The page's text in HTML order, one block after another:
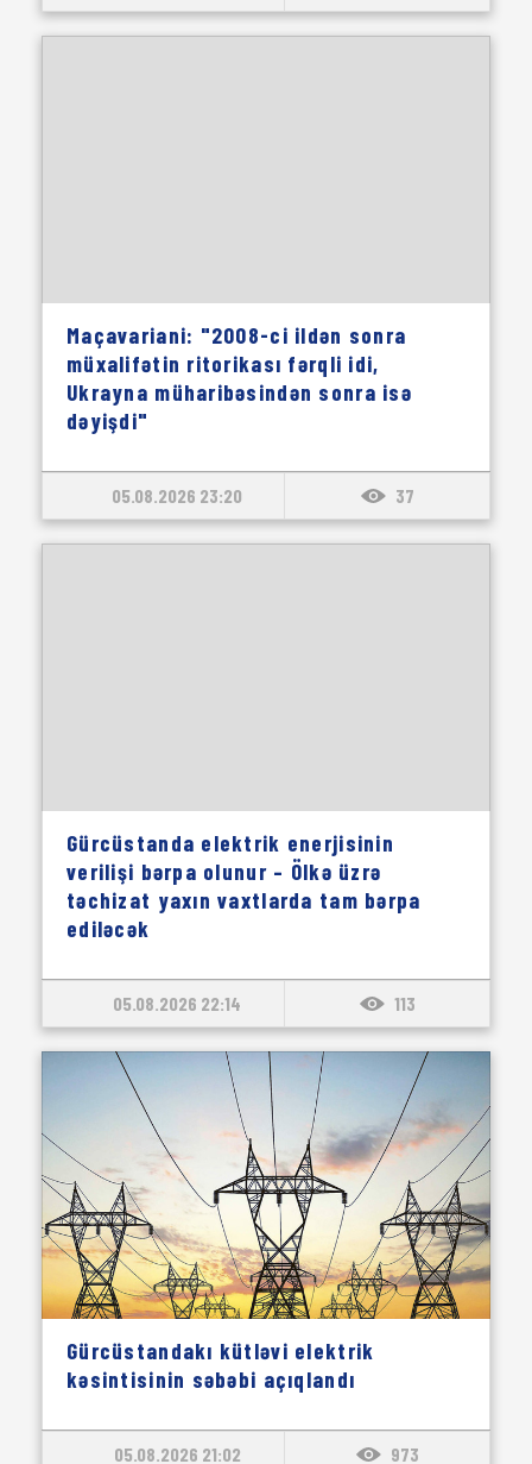
Maçavariani: "2008-ci ildən sonra
müxalifətin ritorikası fərqli idi,
Ukrayna müharibəsindən sonra isə
dəyişdi"
05.08.2026 23:20 37
Gürcüstanda elektrik enerjisinin
verilişi bərpa olunur – Ölkə üzrə
təchizat yaxın vaxtlarda tam bərpa
ediləcək
05.08.2026 22:14 113
Gürcüstandakı kütləvi elektrik
kəsintisinin səbəbi açıqlandı
05.08.2026 21:02 973